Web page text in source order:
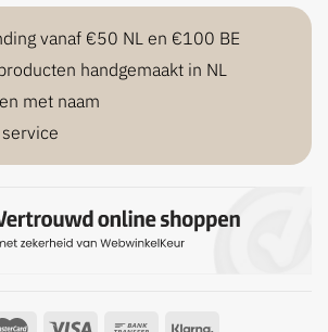
vanaf €50 NL en €100 BE
handgemaakt in NL
met naam